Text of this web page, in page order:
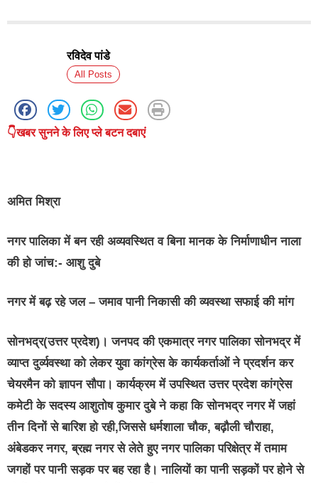
रविदेव पांडे
All Posts
👇खबर सुनने के लिए प्ले बटन दबाएं
अमित मिश्रा
नगर पालिका में बन रही अव्यवस्थित व बिना मानक के निर्माणाधीन नाला
की हो जांच:- आशु दुबे
नगर में बढ़ रहे जल – जमाव पानी निकासी की व्यवस्था सफाई की मांग
सोनभद्र(उत्तर प्रदेश)। जनपद की एकमात्र नगर पालिका सोनभद्र में
व्याप्त दुर्व्यवस्था को लेकर युवा कांग्रेस के कार्यकर्ताओं ने प्रदर्शन कर
चेयरमैन को ज्ञापन सौपा। कार्यक्रम में उपस्थित उत्तर प्रदेश कांग्रेस
कमेटी के सदस्य आशुतोष कुमार दुबे ने कहा कि सोनभद्र नगर में जहां
तीन दिनों से बारिश हो रही,जिससे धर्मशाला चौक, बढ़ौली चौराहा,
अंबेडकर नगर, ब्रह्म नगर से लेते हुए नगर पालिका परिक्षेत्र में तमाम
जगहों पर पानी सड़क पर बह रहा है। नालियों का पानी सड़कों पर होने से